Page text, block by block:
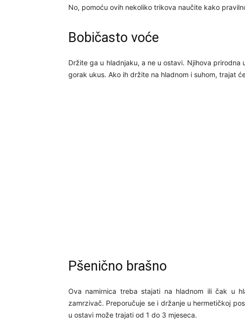
No, pomoću ovih nekoliko trikova naučite kako
Bobičasto voće
Držite ga u hladnjaku, a ne u ostavi. Njihova
gorak ukus. Ako ih držite na hladnom i suhom, trajat
Pšenično brašno
Ova namirnica treba stajati na hladnom ili čak u
zamrzivač. Preporučuje se i držanje u hermetičkoj
u ostavi može trajati od 1 do 3 mjeseca.